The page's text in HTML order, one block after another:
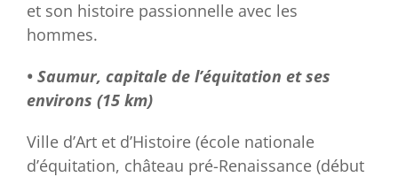
et son histoire passionnelle avec les
hommes.
• Saumur, capitale de l’équitation et ses
environs (15 km)
Ville d’Art et d’Histoire (école nationale
d’équitation, château pré-Renaissance (début